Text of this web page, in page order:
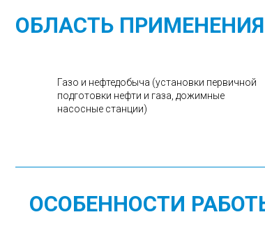
ОБЛАСТЬ ПРИМЕНЕНИЯ
Газо и нефтедобыча (установки первичной
подготовки нефти и газа, дожимные
насосные станции)
ОСОБЕННОСТИ